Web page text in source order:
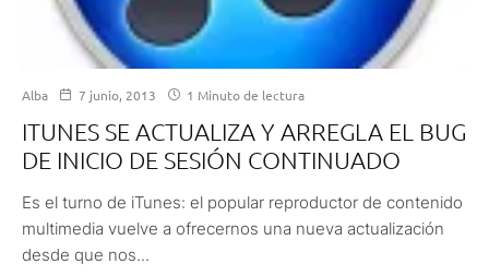
Alba 7 junio, 2013 1 Minuto de lectura
ITUNES SE ACTUALIZA Y ARREGLA EL BUG
DE INICIO DE SESIÓN CONTINUADO
Es el turno de iTunes: el popular reproductor de contenido
multimedia vuelve a ofrecernos una nueva actualización
desde que nos...